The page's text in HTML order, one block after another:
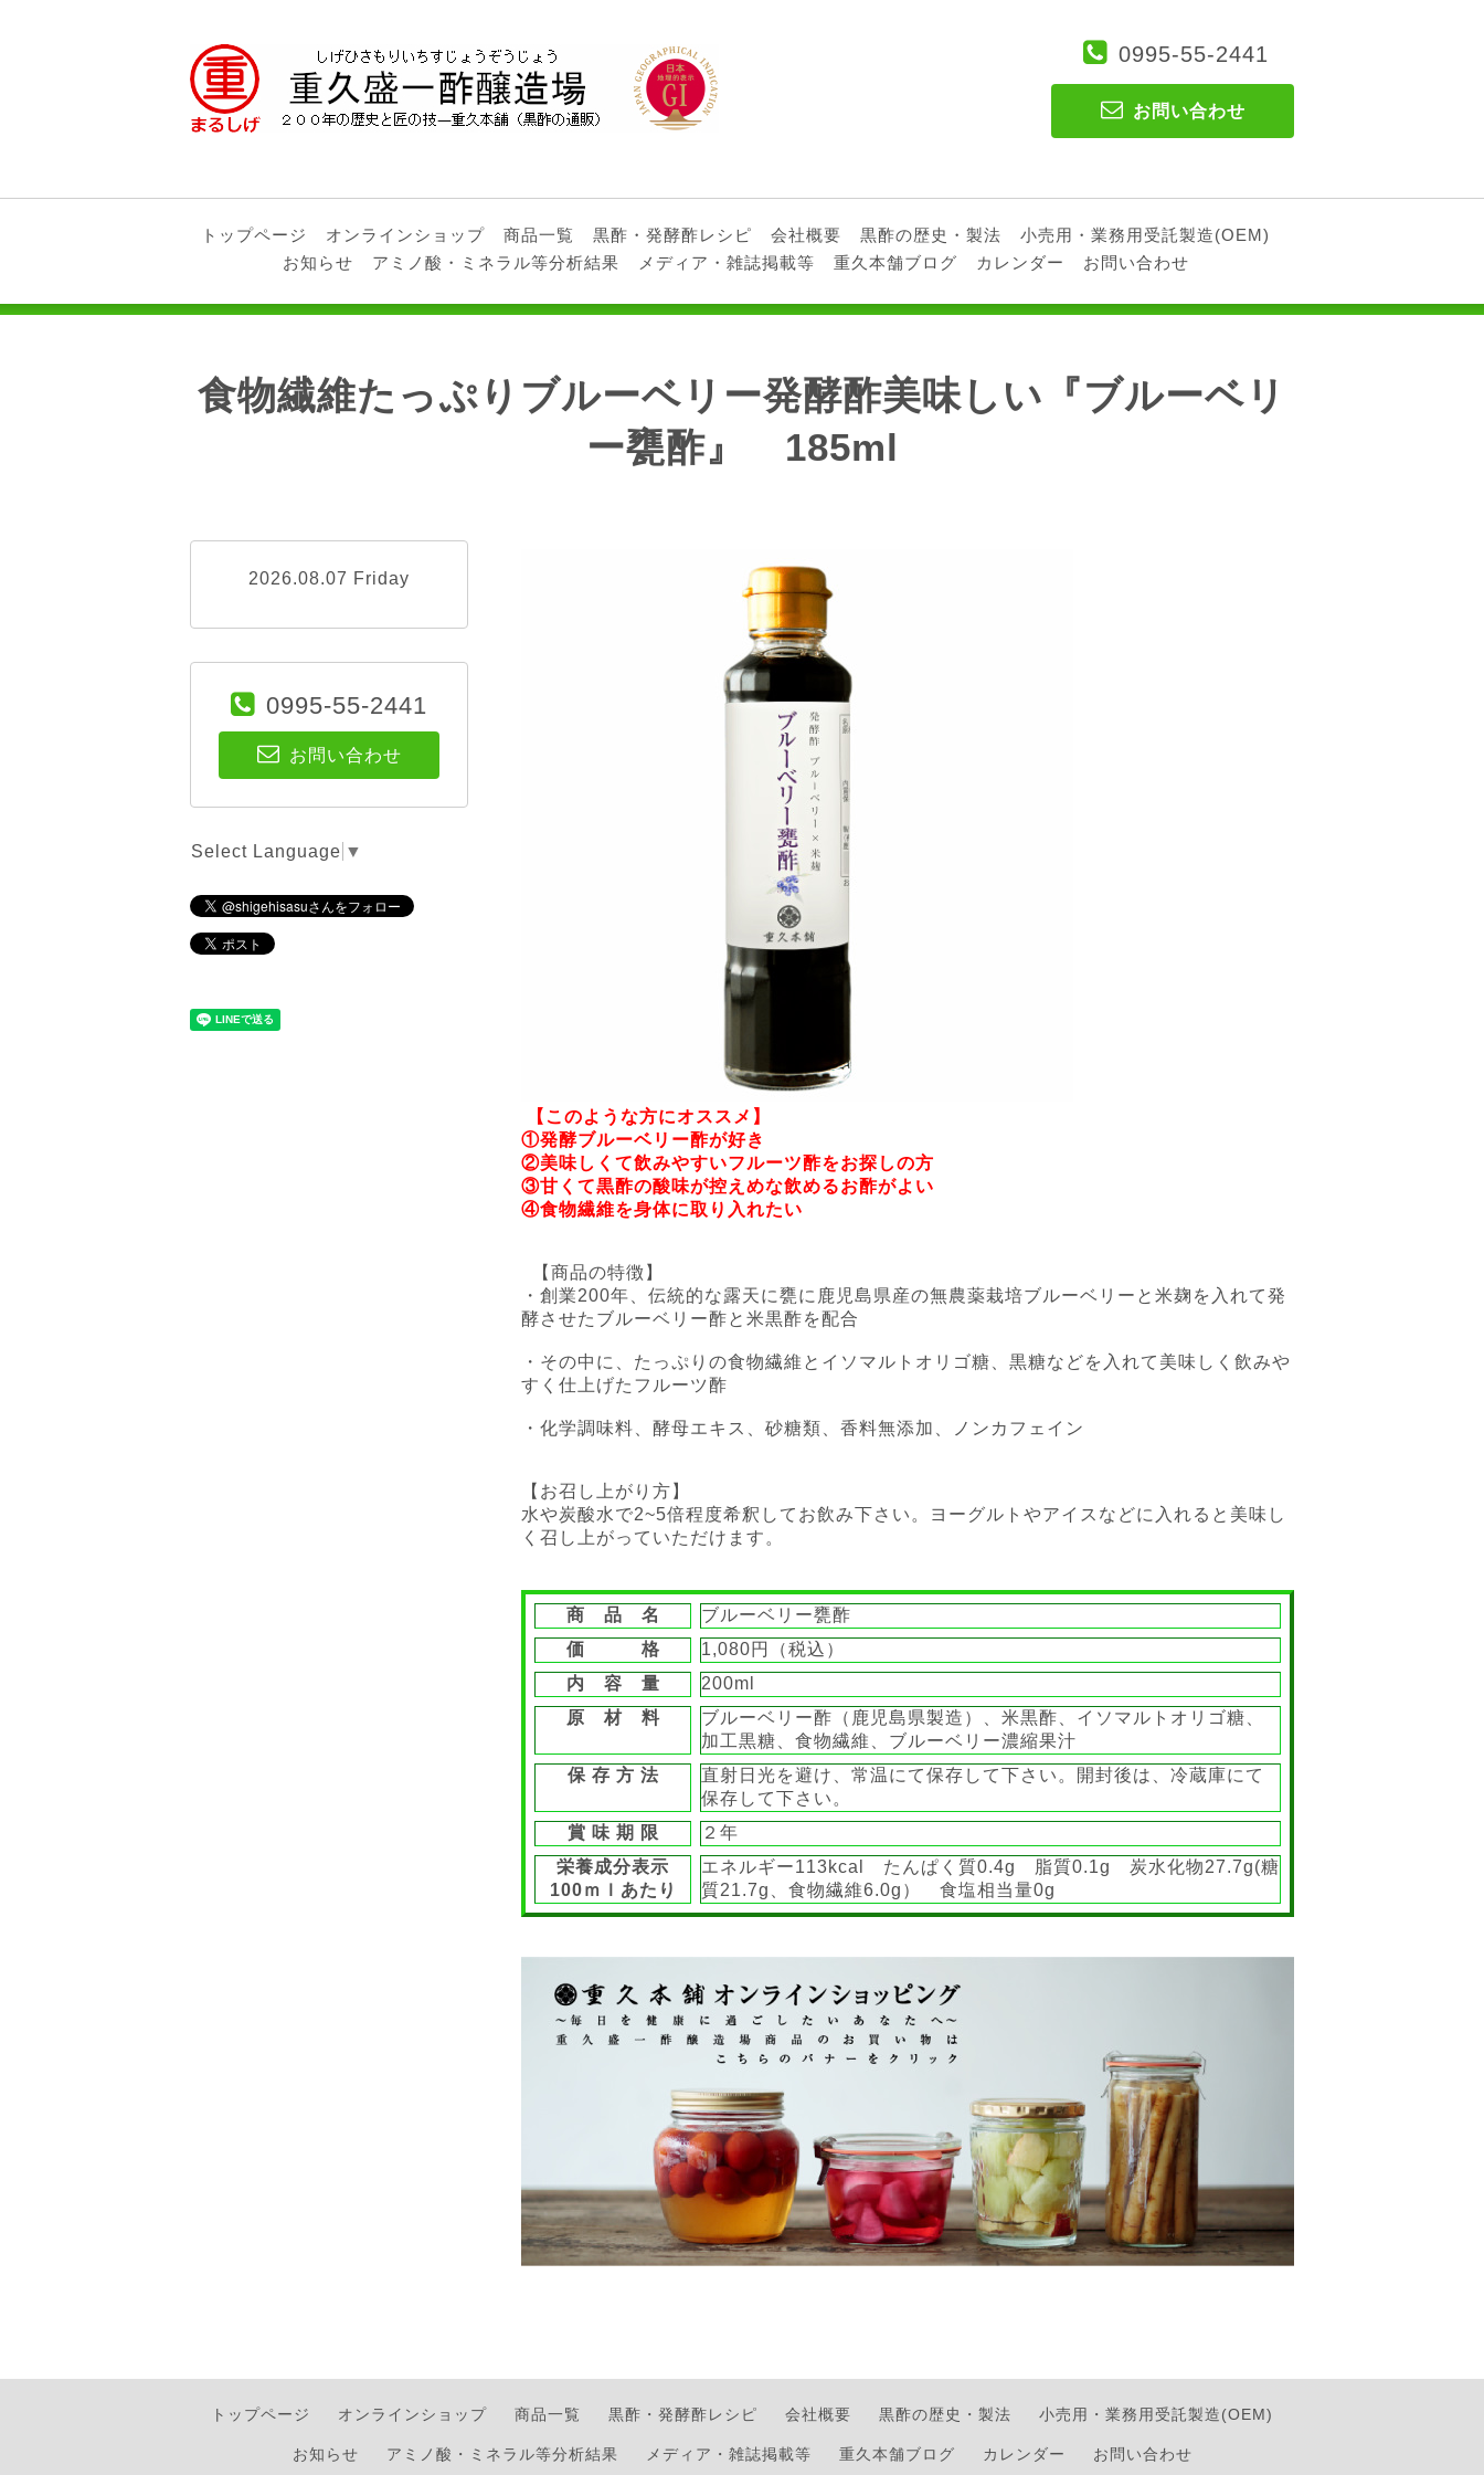
0995-55-2441
お問い合わせ
トップページ オンラインショップ 商品一覧 黒酢・発酵酢レシピ 会社概要 黒酢の歴史・製法
小売用・業務用受託製造(OEM)
お知らせ
アミノ酸・ミネラル等分析結果 メディア・雑誌掲載等 重久本舗ブログ カレンダー お問い合わせ
食物繊維たっぷりブルーベリー発酵酢美味しい『ブルーベリ
ー甕酢』 185ml
【このような方にオススメ】
①発酵ブルーベリー酢が好き
②美味しくて飲みやすいフルーツ酢をお探しの方
③甘くて黒酢の酸味が控えめな飲めるお酢がよい
④食物繊維を身体に取り入れたい
【商品の特徴】
・ 創業200年、伝統的な露天に甕に鹿児島県産の無農薬栽培ブルーベリーと米麹を入れて発
酵させたブルーベリー酢と米黒酢を配合
・ その中に、たっぷりの食物繊維とイソマルトオリゴ糖、黒糖などを入れて美味しく飲みや
すく仕上げたフルーツ酢
・ 化学調味料、酵母エキス、砂糖類、香料無添加、ノンカフェイン
【お召し上がり方】
水や炭酸水で2~5倍程度希釈してお飲み下さい。ヨーグルトやアイスなどに入れると美味し
く召し上がっていただけます。
商 品 名
ブルーベリー甕酢
価 格
1,080円（税込）
内 容 量
200ml
原 材 料
ブルーベリー酢（鹿児島県製造）、米黒酢、イソマルトオリゴ糖、
加工黒糖、食物繊維、ブルーベリー濃縮果汁
保 存 方 法
直射日光を避け、常温にて保存して下さい。開封後は、冷蔵庫にて
保存して下さい。
賞 味 期 限
２年
栄養成分表示
100ｍｌあたり
エネルギー113kcal たんぱく質0.4g 脂質0.1g 炭水化物27.7g(糖
質21.7g、食物繊維6.0g） 食塩相当量0g
2026.08.07 Friday
0995-55-2441
お問い合わせ
Select Language ▼
トップページ オンラインショップ 商品一覧 黒酢・発酵酢レシピ 会社概要 黒酢の歴史・製法 小売用・業務用受託製造(OEM)
お知らせ アミノ酸・ミネラル等分析結果 メディア・雑誌掲載等 重久本舗ブログ カレンダー お問い合わせ